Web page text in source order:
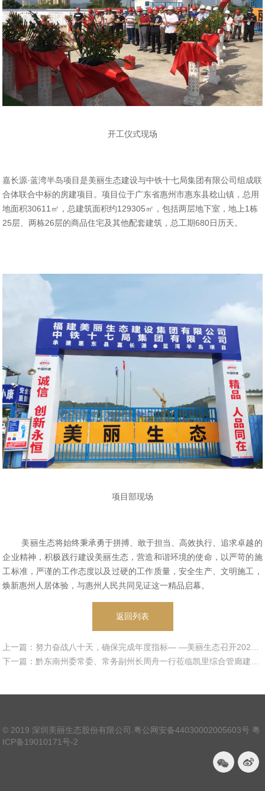
开工仪式现场
嘉长源·蓝湾半岛项目是美丽生态建设与中铁十七局集团有限公司组成联
合体联合中标的房建项目。项目位于广东省惠州市惠东县稔山镇，总用
地面积30611㎡，总建筑面积约129305㎡，包括两层地下室，地上1栋
25层、两栋26层的商品住宅及其他配套建筑，总工期680日历天。
项目部现场
美丽生态将始终秉承勇于拼搏、敢于担当、高效执行、追求卓越的
企业精神，积极践行建设美丽生态，营造和谐环境的使命，以严苛的施
工标准，严谨的工作态度以及过硬的工作质量，安全生产、文明施工，
焕新惠州人居体验，与惠州人民共同见证这一精品启幕。
返回列表
© 2019 深圳美丽生态股份有限公司. 粤公网安备44030002005603号 粤
ICP备19010171号-2